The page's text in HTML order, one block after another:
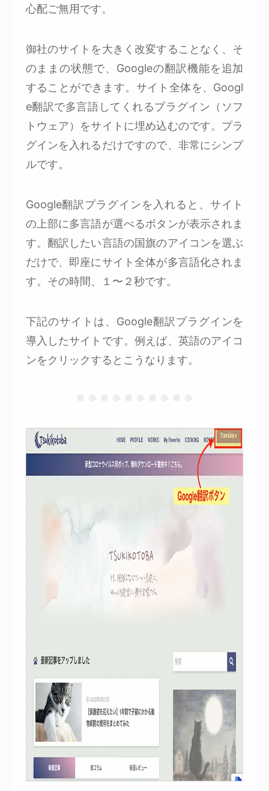
心配ご無用です。
御社のサイトを大きく改変することなく、そ
のままの状態で、Googleの翻訳機能を追加
することができます。サイト全体を、Googl
e翻訳で多言語してくれるプラグイン（ソフ
トウェア）をサイトに埋め込むのです。プラ
グインを入れるだけですので、非常にシンプ
ルです。
Google翻訳プラグインを入れると、サイト
の上部に多言語が選べるボタンが表示されま
す。翻訳したい言語の国旗のアイコンを選ぶ
だけで、即座にサイト全体が多言語化されま
す。その時間、１〜２秒です。
下記のサイトは、Google翻訳プラグインを
導入したサイトです。例えば、英語のアイコ
ンをクリックするとこうなります。